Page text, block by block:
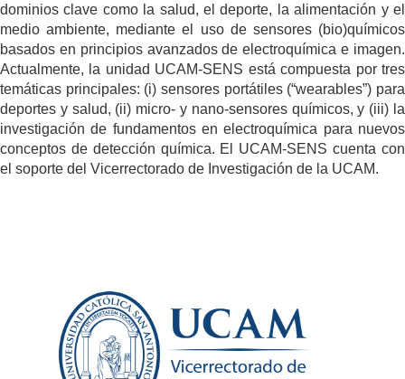
dominios clave como la salud, el deporte, la alimentación y el
medio ambiente, mediante el uso de sensores (bio)químicos
basados en principios avanzados de electroquímica e imagen.
Actualmente, la unidad UCAM-SENS está compuesta por tres
temáticas principales: (i) sensores portátiles (“wearables”) para
deportes y salud, (ii) micro- y nano-sensores químicos, y (iii) la
investigación de fundamentos en electroquímica para nuevos
conceptos de detección química. El UCAM-SENS cuenta con
el soporte del Vicerrectorado de Investigación de la UCAM.